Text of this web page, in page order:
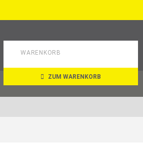
WARENKORB
ZUM WARENKORB